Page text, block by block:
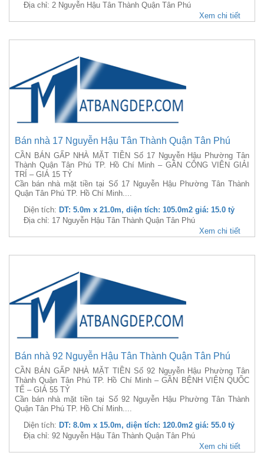
Địa chỉ: 2 Nguyễn Hậu Tân Thành Quận Tân Phú
Xem chi tiết
Bán nhà 17 Nguyễn Hậu Tân Thành Quận Tân Phú
CẦN BÁN GẤP NHÀ MẶT TIỀN Số 17 Nguyễn Hậu Phường Tân
Thành Quận Tân Phú TP. Hồ Chí Minh – GẦN CÔNG VIÊN GIẢI
TRÍ – GIÁ 15 TỶ
Cần bán nhà mặt tiền tại Số 17 Nguyễn Hậu Phường Tân Thành
Quận Tân Phú TP. Hồ Chí Minh....
Diện tích: DT: 5.0m x 21.0m, diện tích: 105.0m2 giá: 15.0 tỷ
Địa chỉ: 17 Nguyễn Hậu Tân Thành Quận Tân Phú
Xem chi tiết
Bán nhà 92 Nguyễn Hậu Tân Thành Quận Tân Phú
CẦN BÁN GẤP NHÀ MẶT TIỀN Số 92 Nguyễn Hậu Phường Tân
Thành Quận Tân Phú TP. Hồ Chí Minh – GẦN BỆNH VIỆN QUỐC
TẾ – GIÁ 55 TỶ
Cần bán nhà mặt tiền tại Số 92 Nguyễn Hậu Phường Tân Thành
Quận Tân Phú TP. Hồ Chí Minh....
Diện tích: DT: 8.0m x 15.0m, diện tích: 120.0m2 giá: 55.0 tỷ
Địa chỉ: 92 Nguyễn Hậu Tân Thành Quận Tân Phú
Xem chi tiết